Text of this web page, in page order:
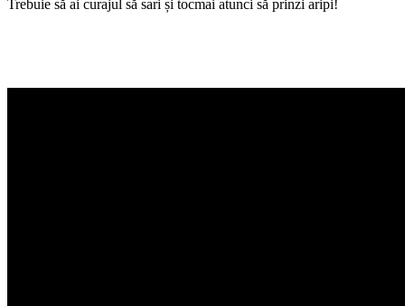
Trebuie să ai curajul să sari și tocmai atunci să prinzi aripi!